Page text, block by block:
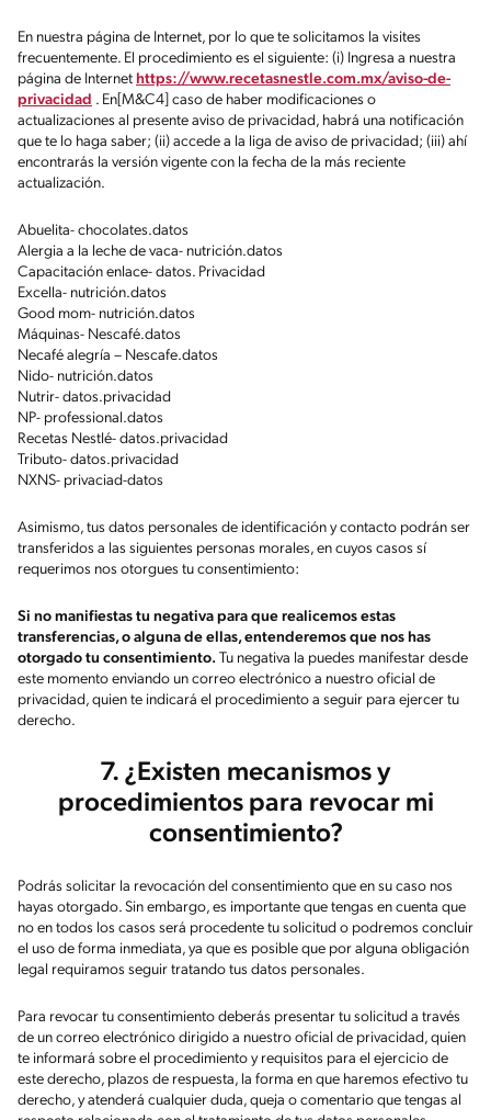
En nuestra página de Internet, por lo que te solicitamos la visites
frecuentemente. El procedimiento es el siguiente: (i) Ingresa a nuestra
página de Internet https://www.recetasnestle.com.mx/aviso-de-
privacidad . En[M&C4] caso de haber modificaciones o
actualizaciones al presente aviso de privacidad, habrá una notificación
que te lo haga saber; (ii) accede a la liga de aviso de privacidad; (iii) ahí
encontrarás la versión vigente con la fecha de la más reciente
actualización.
Abuelita- chocolates.datos
Alergia a la leche de vaca- nutrición.datos
Capacitación enlace- datos. Privacidad
Excella- nutrición.datos
Good mom- nutrición.datos
Máquinas- Nescafé.datos
Necafé alegría – Nescafe.datos
Nido- nutrición.datos
Nutrir- datos.privacidad
NP- professional.datos
Recetas Nestlé- datos.privacidad
Tributo- datos.privacidad
NXNS- privaciad-datos
Asimismo, tus datos personales de identificación y contacto podrán ser
transferidos a las siguientes personas morales, en cuyos casos sí
requerimos nos otorgues tu consentimiento:
Si no manifiestas tu negativa para que realicemos estas
transferencias, o alguna de ellas, entenderemos que nos has
otorgado tu consentimiento. Tu negativa la puedes manifestar desde
este momento enviando un correo electrónico a nuestro oficial de
privacidad, quien te indicará el procedimiento a seguir para ejercer tu
derecho.
7. ¿Existen mecanismos y
procedimientos para revocar mi
consentimiento?
Podrás solicitar la revocación del consentimiento que en su caso nos
hayas otorgado. Sin embargo, es importante que tengas en cuenta que
no en todos los casos será procedente tu solicitud o podremos concluir
el uso de forma inmediata, ya que es posible que por alguna obligación
legal requiramos seguir tratando tus datos personales.
Para revocar tu consentimiento deberás presentar tu solicitud a través
de un correo electrónico dirigido a nuestro oficial de privacidad, quien
te informará sobre el procedimiento y requisitos para el ejercicio de
este derecho, plazos de respuesta, la forma en que haremos efectivo tu
derecho, y atenderá cualquier duda, queja o comentario que tengas al